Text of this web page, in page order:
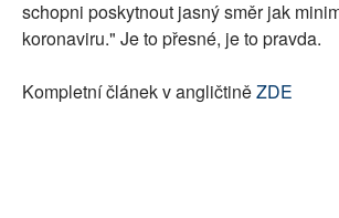
schopni poskytnout jasný směr jak
koronaviru." Je to přesné, je to pravda.
Kompletní článek v angličtiněZDE